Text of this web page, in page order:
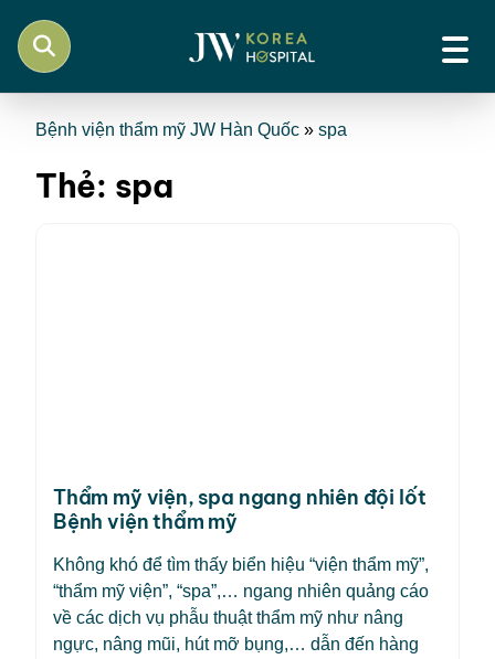
Bệnh viện thẩm mỹ JW Hàn Quốc » spa
Thẻ: spa
Thẩm mỹ viện, spa ngang nhiên đội lốt
Bệnh viện thẩm mỹ
Không khó để tìm thấy biển hiệu “viện thẩm mỹ”,
“thẩm mỹ viện”, “spa”,… ngang nhiên quảng cáo
về các dịch vụ phẫu thuật thẩm mỹ như nâng
ngực, nâng mũi, hút mỡ bụng,… dẫn đến hàng